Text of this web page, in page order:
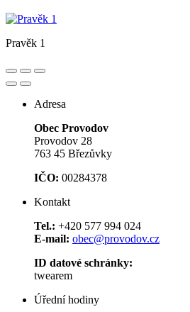
Pravěk 1
Adresa
Obec Provodov
Provodov 28
763 45 Březůvky
IČO: 00284378
Kontakt
Tel.: +420 577 994 024
E-mail: obec@provodov.cz
ID datové schránky:
twearem
Úřední hodiny